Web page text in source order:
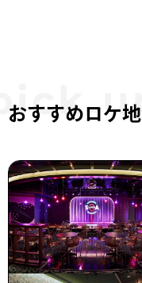
おすすめロケ地